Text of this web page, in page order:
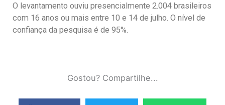
O levantamento ouviu presencialmente 2.004 brasileiros
com 16 anos ou mais entre 10 e 14 de julho. O nível de
confiança da pesquisa é de 95%.
Gostou? Compartilhe...